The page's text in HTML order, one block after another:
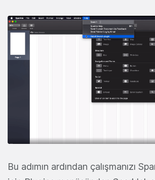
Bu adımın ardından çalışmanızı